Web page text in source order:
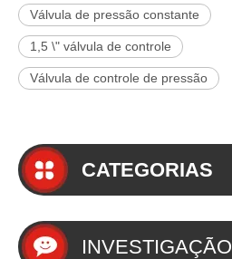
Válvula de pressão constante
1,5 \" válvula de controle
Válvula de controle de pressão
CATEGORIAS
INVESTIGAÇÃO